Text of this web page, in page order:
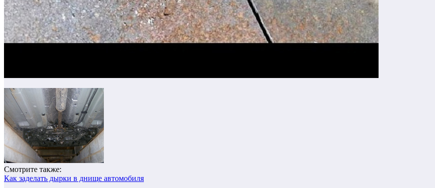
Смотрите также:
Как заделать дырки в днище автомобиля